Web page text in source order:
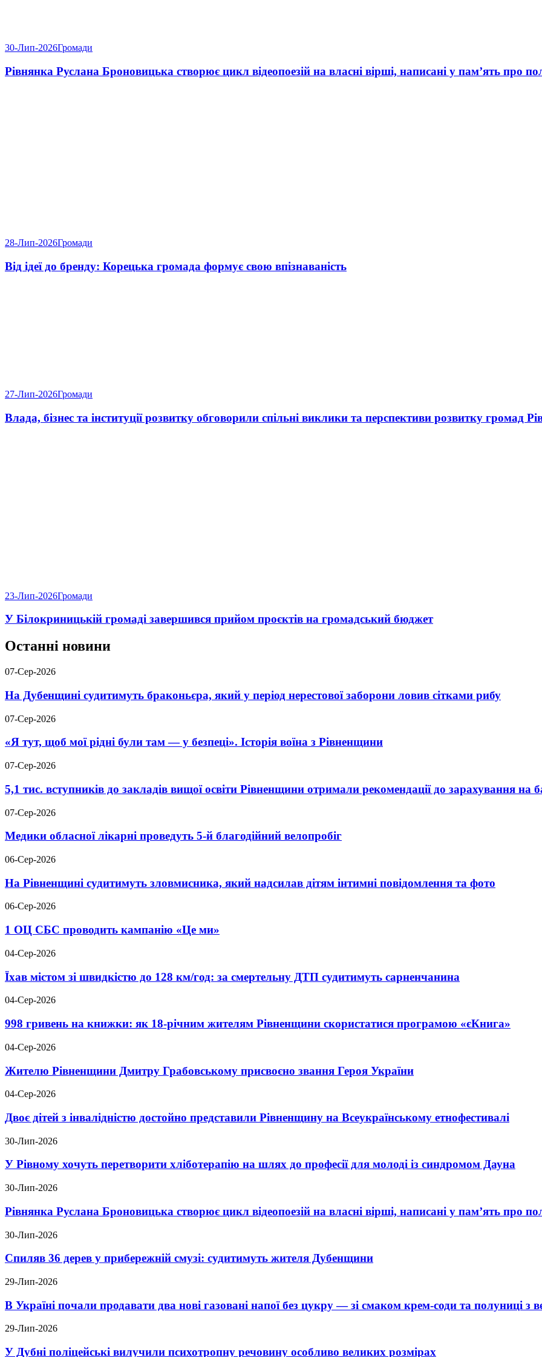
30-Лип-2026Громади
Рівнянка Руслана Броновицька створює цикл відеопоезій на власні вірші, написані у памʼять про
28-Лип-2026Громади
Від ідеї до бренду: Корецька громада формує свою впізнаваність
27-Лип-2026Громади
Влада, бізнес та інституції розвитку обговорили спільні виклики та перспективи розвитку громад
23-Лип-2026Громади
У Білокриницькій громаді завершився прийом проєктів на громадський бюджет
Останні новини
07-Сер-2026
На Дубенщині судитимуть браконьєра, який у період нерестової заборони ловив сітками рибу
07-Сер-2026
«Я тут, щоб мої рідні були там — у безпеці». Історія воїна з Рівненщини
07-Сер-2026
5,1 тис. вступників до закладів вищої освіти Рівненщини отримали рекомендації до зарахування на
07-Сер-2026
Медики обласної лікарні проведуть 5-й благодійний велопробіг
06-Сер-2026
На Рівненщині судитимуть зловмисника, який надсилав дітям інтимні повідомлення та фото
06-Сер-2026
1 ОЦ СБС проводить кампанію «Це ми»
04-Сер-2026
Їхав містом зі швидкістю до 128 км/год: за смертельну ДТП судитимуть сарненчанина
04-Сер-2026
998 гривень на книжки: як 18-річним жителям Рівненщини скористатися програмою «єКнига»
04-Сер-2026
Жителю Рівненщини Дмитру Грабовському присвоєно звання Героя України
04-Сер-2026
Двоє дітей з інвалідністю достойно представили Рівненщину на Всеукраїнському етнофестивалі
30-Лип-2026
У Рівному хочуть перетворити хліботерапію на шлях до професії для молоді із синдромом Дауна
30-Лип-2026
Рівнянка Руслана Броновицька створює цикл відеопоезій на власні вірші, написані у памʼять про
30-Лип-2026
Спиляв 36 дерев у прибережній смузі: судитимуть жителя Дубенщини
29-Лип-2026
В Україні почали продавати два нові газовані напої без цукру — зі смаком крем-соди та полуниці з
29-Лип-2026
У Дубні поліцейські вилучили психотропну речовину особливо великих розмірах